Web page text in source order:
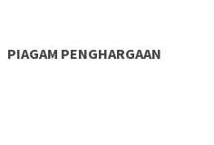
PIAGAM PENGHARGAAN